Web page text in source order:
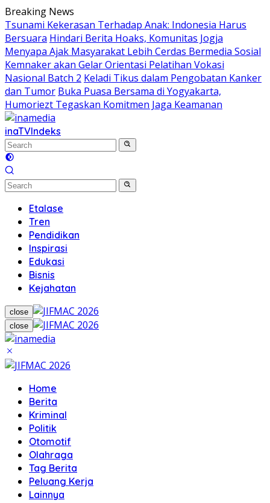
Skip
to
content
Breaking News
Tsunami Kekerasan Terhadap Anak: Indonesia Harus
Bersuara Hindari Berita Hoaks, Komunitas Jogja
Menyapa Ajak Masyarakat Lebih Cerdas Bermedia Sosial
Kemnaker akan Gelar Orientasi Pelatihan Vokasi
Nasional Batch 2 Keladi Tikus dalam Pengobatan Kanker
dan Tumor Buka Puasa Bersama di Yogyakarta,
Humoriezt Tegaskan Komitmen Jaga Keamanan
inaTVIndeks
Etalase
Tren
Pendidikan
Inspirasi
Edukasi
Bisnis
Kejahatan
close
close
Home
Berita
Kriminal
Politik
Otomotif
Olahraga
Tag Berita
Peluang Kerja
Lainnya